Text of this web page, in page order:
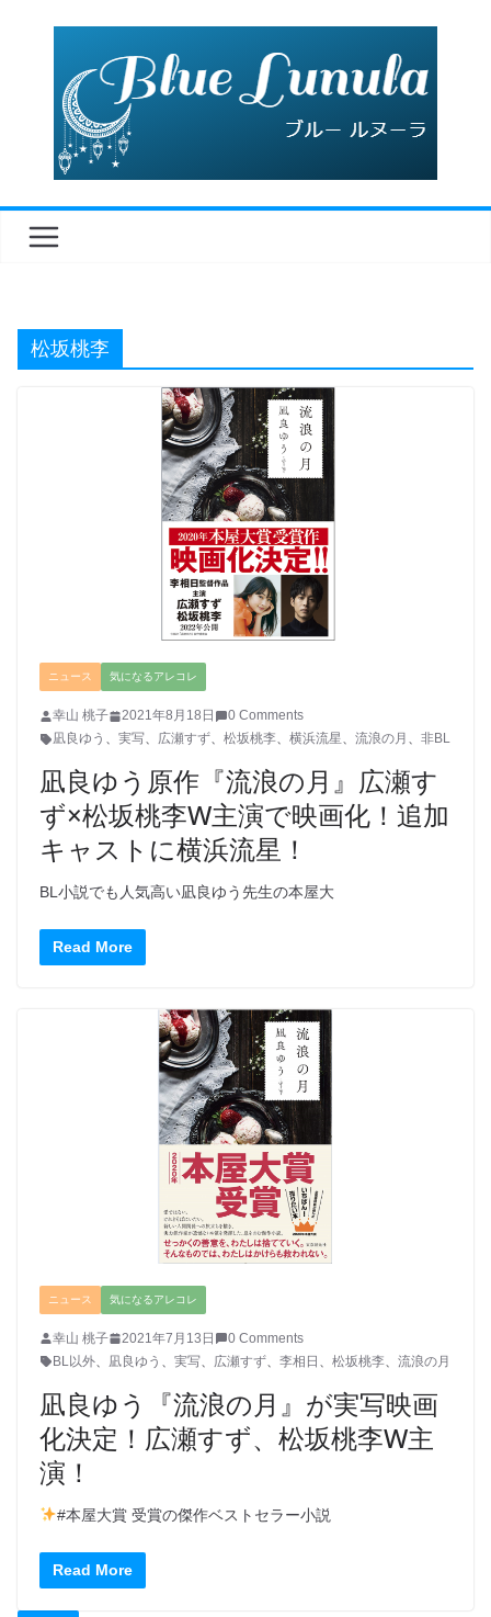
松坂桃李
ニュース 気になるアレコレ
幸山 桃子 2021年8月18日
0 Comments
凪良ゆう 、 実写、 広瀬すず、 松坂桃李、 横浜流星、 流浪の月 、 非BL
凪良ゆう原作『流浪の月』広瀬す
ず×松坂桃李W主演で映画化！追加
キャストに横浜流星！
BL小説でも人気高い凪良ゆう先生の本屋大
Read More
ニュース 気になるアレコレ
幸山 桃子 2021年7月13日
0 Comments
BL以外
凪良ゆう 実写 広瀬すず 李相日 松坂桃李 流浪の月
凪良ゆう『流浪の月』が実写映画
化決定！広瀬すず、松坂桃李W主
演！
#本屋大賞 受賞の傑作ベストセラー小説
Read More